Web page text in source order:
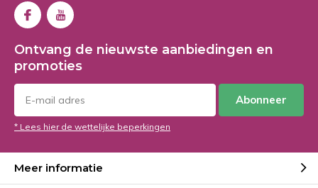
Ontvang de nieuwste aanbiedingen en
promoties
Abonneer
* Lees hier de wettelijke beperkingen
Meer informatie